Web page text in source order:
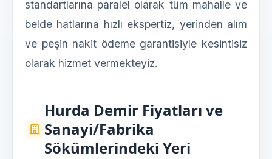
standartlarına paralel olarak tüm mahalle ve
belde hatlarına hızlı ekspertiz, yerinden alım
ve peşin nakit ödeme garantisiyle kesintisiz
olarak hizmet vermekteyiz.
Hurda Demir Fiyatları ve
Sanayi/Fabrika
Sökümlerindeki Yeri